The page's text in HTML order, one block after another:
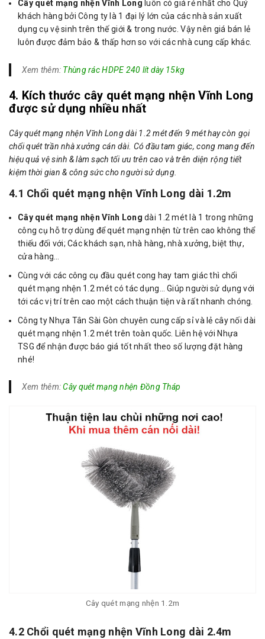
Cây quét mạng nhện Vĩnh Long luôn có giá rẻ nhất cho Quý
khách hàng bởi Công ty là 1 đại lý lớn của các nhà sản xuất
dụng cụ vệ sinh trên thế giới & trong nước. Vậy nên giá bán lẻ
luôn được đảm bảo & thấp hơn so với các nhà cung cấp khác.
Xem thêm: Thùng rác HDPE 240 lít dày 15kg
4. Kích thước cây quét mạng nhện Vĩnh Long
được sử dụng nhiều nhất
Cây quét mạng nhện Vĩnh Long dài 1.2 mét đến 9 mét hay còn gọi
chổi quét trần nhà xưởng cán dài. Có đầu tam giác, cong mang đến
hiệu quả vệ sinh & làm sạch tối ưu trên cao và trên diện rộng tiết
kiệm thời gian & công sức cho người sử dụng.
4.1 Chổi quét mạng nhện Vĩnh Long dài 1.2m
Cây quét mạng nhện Vĩnh Long dài 1.2 mét là 1 trong những
công cụ hỗ trợ dùng để quét mạng nhện từ trên cao không thể
thiếu đối với; Các khách sạn, nhà hàng, nhà xưởng, biệt thự,
cửa hàng…
Cùng với các công cụ đầu quét cong hay tam giác thì chổi
quét mạng nhện 1.2 mét có tác dụng… Giúp người sử dụng với
tới các vị trí trên cao một cách thuận tiện và rất nhanh chóng.
Công ty Nhựa Tân Sài Gòn chuyên cung cấp sỉ và lẻ cây nối dài
quét mạng nhện 1.2 mét trên toàn quốc. Liên hệ với Nhựa
TSG để nhận được báo giá tốt nhất theo số lượng đặt hàng
nhé!
Xem thêm:Cây quét mạng nhện Đồng Tháp
Cây quét mạng nhện 1.2m
4.2 Chổi quét mạng nhện Vĩnh Long dài 2.4m